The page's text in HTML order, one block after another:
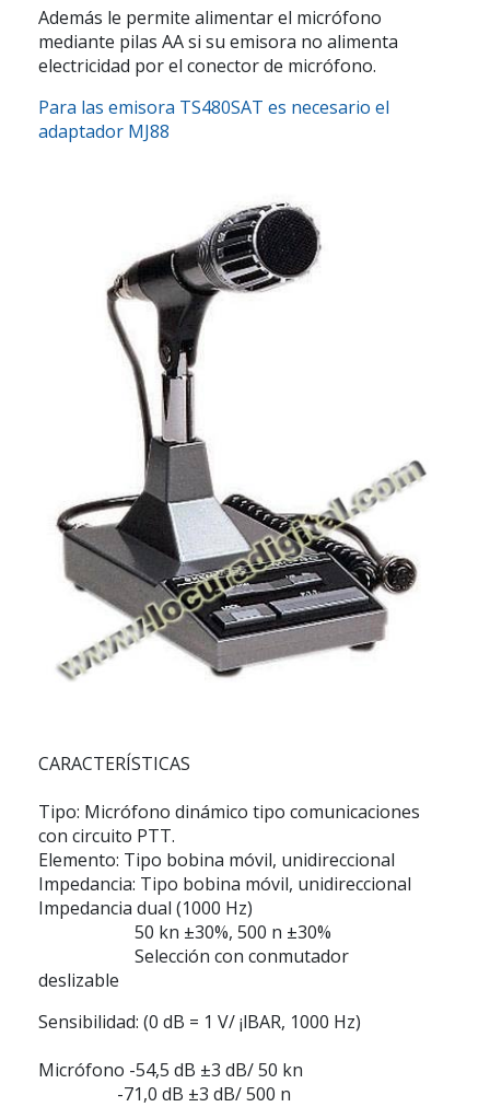
Además le permite alimentar el micrófono
mediante pilas AA si su emisora no alimenta
electricidad por el conector de micrófono.
Para las emisora TS480SAT es necesario el
adaptador MJ88
CARACTERÍSTICAS
Tipo: Micrófono dinámico tipo comunicaciones
con circuito PTT.
Elemento: Tipo bobina móvil, unidireccional
Impedancia: Tipo bobina móvil, unidireccional
Impedancia dual (1000 Hz)
50 kn ±30%, 500 n ±30%
Selección con conmutador
deslizable
Sensibilidad: (0 dB = 1 V/ ¡lBAR, 1000 Hz)
Micrófono -54,5 dB ±3 dB/ 50 kn
-71,0 dB ±3 dB/ 500 n